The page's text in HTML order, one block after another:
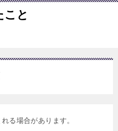
こと
る場合があります。